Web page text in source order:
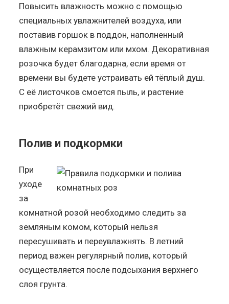
Повысить влажность можно с помощью
специальных увлажнителей воздуха, или
поставив горшок в поддон, наполненный
влажным керамзитом или мхом. Декоративная
розочка будет благодарна, если время от
времени вы будете устраивать ей тёплый душ.
С её листочков смоется пыль, и растение
приобретёт свежий вид.
Полив и подкормки
При
уходе
за
комнатной розой необходимо следить за
земляным комом, который нельзя
пересушивать и переувлажнять. В летний
период важен регулярный полив, который
осуществляется после подсыхания верхнего
слоя грунта.